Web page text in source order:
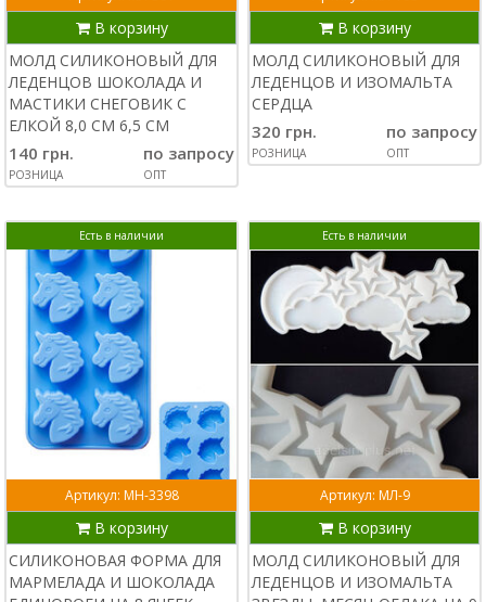
В корзину
МОЛД СИЛИКОНОВЫЙ ДЛЯ
ЛЕДЕНЦОВ ШОКОЛАДА И
МАСТИКИ СНЕГОВИК С
ЕЛКОЙ 8,0 СМ 6,5 СМ
140 грн.
РОЗНИЦА
по запросу
ОПТ
В корзину
МОЛД СИЛИКОНОВЫЙ ДЛЯ
ЛЕДЕНЦОВ И ИЗОМАЛЬТА
СЕРДЦА
320 грн.
РОЗНИЦА
по запросу
ОПТ
Есть в наличии
Артикул: МН-3398
В корзину
СИЛИКОНОВАЯ ФОРМА ДЛЯ
МАРМЕЛАДА И ШОКОЛАДА
Есть в наличии
Артикул: МЛ-9
В корзину
МОЛД СИЛИКОНОВЫЙ ДЛЯ
ЛЕДЕНЦОВ И ИЗОМАЛЬТА